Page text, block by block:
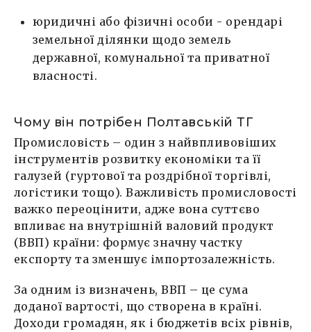
юридичні або фізичні особи - орендарі
земельної ділянки щодо земель
державної, комунальної та приватної
власності.
Чому він потрібен Полтавській ТГ
Промисловість – один з найвпливовіших
інструментів розвитку економіки та її
галузей (гуртової та роздрібної торгівлі,
логістики тощо). Важливість промисловості
важко переоцінити, адже вона суттєво
впливає на внутрішній валовий продукт
(ВВП) країни: формує значну частку
експорту та зменшує імпортозалежність.
За одним із визначень, ВВП – це сума
доданої вартості, що створена в країні.
Доходи громадян, як і бюджетів всіх рівнів,